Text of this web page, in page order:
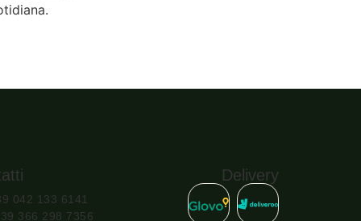
042 133 6141
366 298 7356
Delivery